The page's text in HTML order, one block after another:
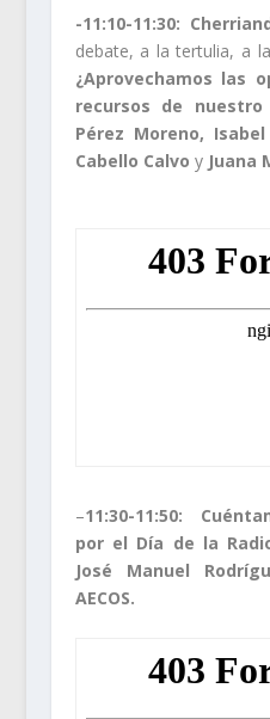
-11:10-11:30:
debate, a la tertulia, a
¿Aprovechamos las
recursos de nuestro
Pérez Moreno,
Cabello Calvo yJuana
–11:30-11:50:
por el Día de la
José Manuel
AECOS.